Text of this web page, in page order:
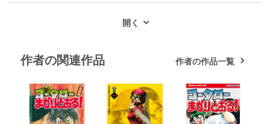
作者の関連作品 作者の作品一覧